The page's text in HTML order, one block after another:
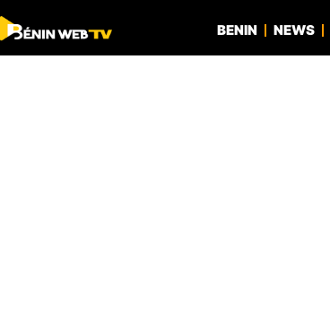
BENIN NEWS